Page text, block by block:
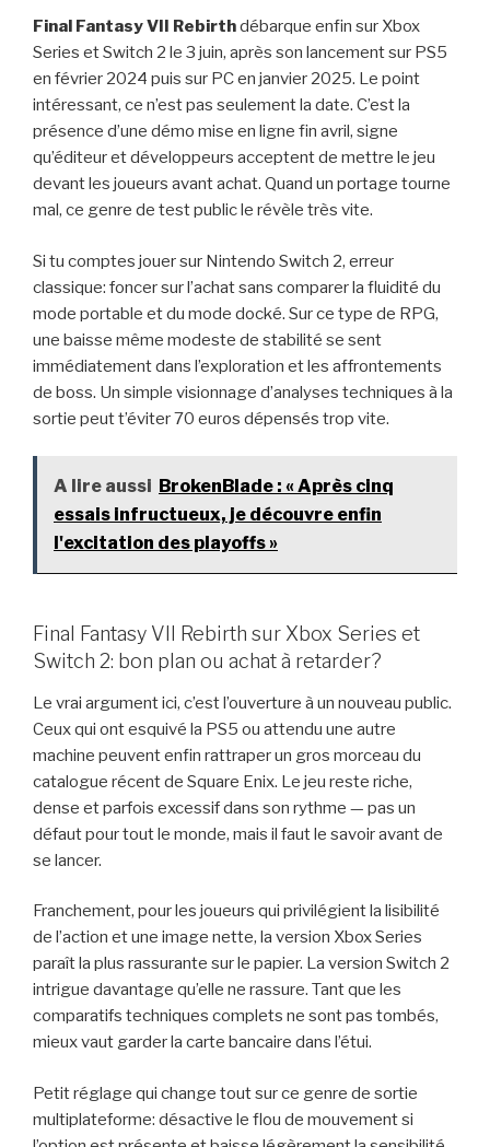
Final Fantasy VII Rebirthdébarque enfin sur Xbox
Series et Switch 2 le 3 juin, après son lancement sur PS5
en février 2024 puis sur PC en janvier 2025. Le point
intéressant, ce n’est pas seulement la date. C’est la
présence d’une démo mise en ligne fin avril, signe
qu’éditeur et développeurs acceptent de mettre le jeu
devant les joueurs avant achat. Quand un portage tourne
mal, ce genre de test public le révèle très vite.
Si tu comptes jouer sur Nintendo Switch 2, erreur
classique: foncer sur l’achat sans comparer la fluidité du
mode portable et du mode docké. Sur ce type de RPG,
une baisse même modeste de stabilité se sent
immédiatement dans l’exploration et les affrontements
de boss. Un simple visionnage d’analyses techniques à la
sortie peut t’éviter 70 euros dépensés trop vite.
A lire aussi BrokenBlade : « Après cinq
essais infructueux, je découvre enfin
l'excitation des playoffs »
Final Fantasy VII Rebirth sur Xbox Series et
Switch 2: bon plan ou achat à retarder?
Le vrai argument ici, c’est l’ouverture à un nouveau public.
Ceux qui ont esquivé la PS5 ou attendu une autre
machine peuvent enfin rattraper un gros morceau du
catalogue récent de Square Enix. Le jeu reste riche,
dense et parfois excessif dans son rythme — pas un
défaut pour tout le monde, mais il faut le savoir avant de
se lancer.
Franchement, pour les joueurs qui privilégient la lisibilité
de l’action et une image nette, la version Xbox Series
paraît la plus rassurante sur le papier. La version Switch 2
intrigue davantage qu’elle ne rassure. Tant que les
comparatifs techniques complets ne sont pas tombés,
mieux vaut garder la carte bancaire dans l’étui.
Petit réglage qui change tout sur ce genre de sortie
multiplateforme: désactive le flou de mouvement si